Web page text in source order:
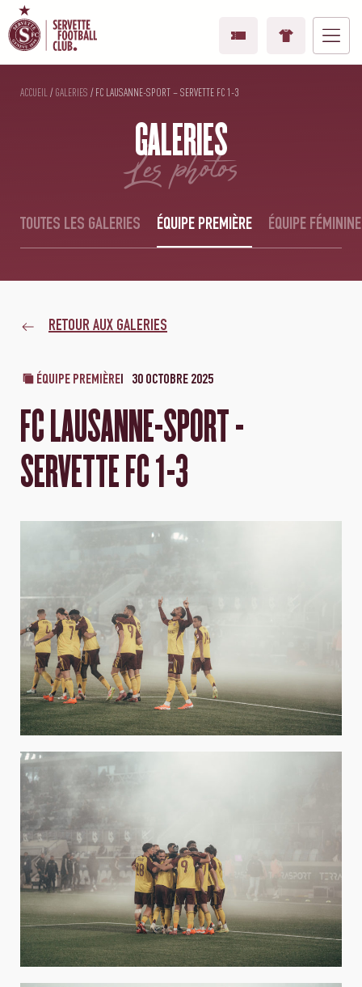
ACCUEIL /GALERIES /FC LAUSANNE-SPORT – SERVETTE FC 1-3
GALERIES
les photos
TOUTES LES GALERIES ÉQUIPE PREMIÈRE ÉQUIPE FÉMININE
RETOUR AUX GALERIES
ÉQUIPE PREMIÈRE 30 OCTOBRE 2025
FC LAUSANNE-SPORT -
SERVETTE FC 1-3